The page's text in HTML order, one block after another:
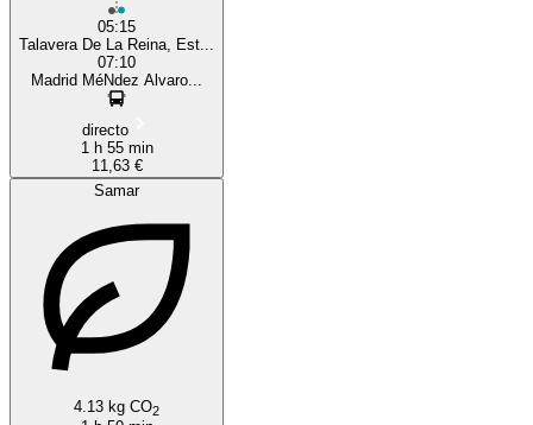
05:15
Talavera De La Reina, Est...
07:10
Madrid MéNdez Alvaro...
directo
1 h 55 min
11,63 €
Samar
4.13 kg CO2